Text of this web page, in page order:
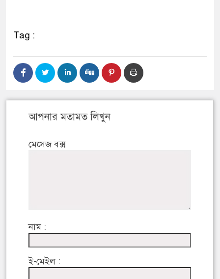
Tag :
আপনার মতামত লিখুন
মেসেজ বক্স
নাম :
ই-মেইল :